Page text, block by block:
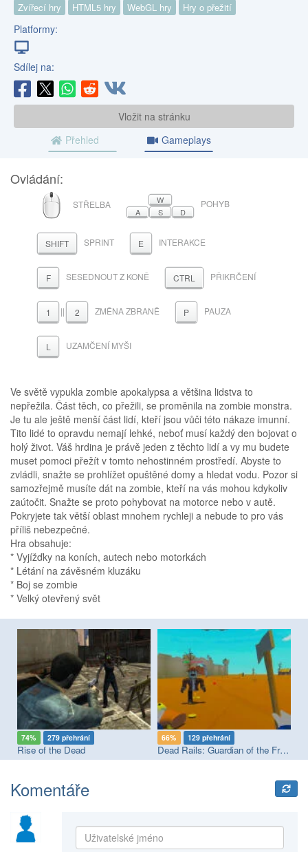
Zvířecí hry HTML5 hry WebGL hry Hry o přežití
Platformy:
Sdílej na:
Vložit na stránku
Přehled
Gameplays
Ovládání:
MYŠ
STŘELBA
W
A
S D
POHYB
SHIFT SPRINT E INTERAKCE
F SESEDNOUT Z KONĚ CTRL PŘIKRČENÍ
1 || 2 ZMĚNA ZBRANĚ P PAUZA
L UZAMČENÍ MYŠI
Ve světě vypukla zombie apokalypsa a většina lidstva to
nepřežila. Část těch, co přežili, se proměnila na zombie monstra.
Je tu ale ještě menší část lidí, kteří jsou vůči této nákaze imunní.
Tito lidé to opravdu nemají lehké, neboť musí každý den bojovat o
holý život. Váš hrdina je právě jeden z těchto lidí a vy mu budete
muset pomoci přežít v tomto nehostinném prostředí. Abyste to
zvládli, snažte se prohlížet opuštěné domy a hledat vodu. Pozor si
samozřejmě musíte dát na zombie, kteří na vás mohou kdykoliv
zaútočit. Snažte se proto pohybovat na motorce nebo v autě.
Pokryjete tak větší oblast mnohem rychleji a nebude to pro vás
příliš nebezpečné.
Hra obsahuje:
* Vyjížďky na koních, autech nebo motorkách
* Létání na závěsném kluzáku
* Boj se zombie
* Velký otevřený svět
74% 279 přehrání
Rise of the Dead
66% 129 přehrání
Dead Rails: Guardian of the Frontier
Komentáře